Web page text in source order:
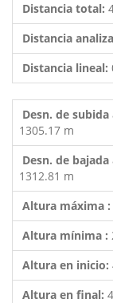
Distancia total:
Distancia
Distancia lineal:
Desn. de
1305.17 m
Desn. de
1312.81 m
Altura máxima :
Altura mínima :
Altura en inicio:
Altura en final: